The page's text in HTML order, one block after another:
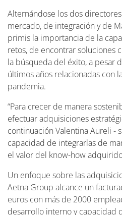
Alternándose los dos
mercado, de integración y de
primis la importancia de la
retos, de encontrar soluciones
la búsqueda del éxito, a pesar
últimos años relacionadas con
pandemia.
“Para crecer de manera
efectuar adquisiciones
continuación Valentina Aureli -
capacidad de integrarlas de
el valor del know-how
Un enfoque sobre las
Aetna Group alcance un
euros con más de 2000
desarrollo interno y capacidad